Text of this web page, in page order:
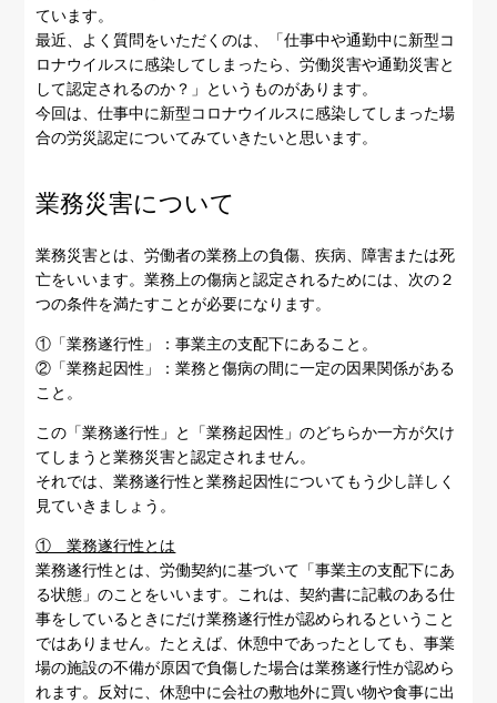
ています。
最近、よく質問をいただくのは、「仕事中や通勤中に新型コ
ロナウイルスに感染してしまったら、労働災害や通勤災害と
して認定されるのか？」というものがあります。
今回は、仕事中に新型コロナウイルスに感染してしまった場
合の労災認定についてみていきたいと思います。
業務災害について
業務災害とは、労働者の業務上の負傷、疾病、障害または死
亡をいいます。業務上の傷病と認定されるためには、次の２
つの条件を満たすことが必要になります。
①「業務遂行性」：事業主の支配下にあること。
②「業務起因性」：業務と傷病の間に一定の因果関係がある
こと。
この「業務遂行性」と「業務起因性」のどちらか一方が欠け
てしまうと業務災害と認定されません。
それでは、業務遂行性と業務起因性についてもう少し詳しく
見ていきましょう。
① 業務遂行性とは
業務遂行性とは、労働契約に基づいて「事業主の支配下にあ
る状態」のことをいいます。これは、契約書に記載のある仕
事をしているときにだけ業務遂行性が認められるということ
ではありません。たとえば、休憩中であったとしても、事業
場の施設の不備が原因で負傷した場合は業務遂行性が認めら
れます。反対に、休憩中に会社の敷地外に買い物や食事に出